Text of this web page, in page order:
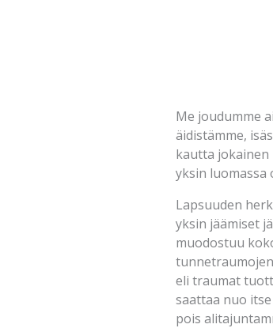
Me joudumme
äidistämme,
kautta jokainen
yksin luomassa
Lapsuuden
yksin jäämiset
muodostuu
eli traumat
saattaa nuo
pois